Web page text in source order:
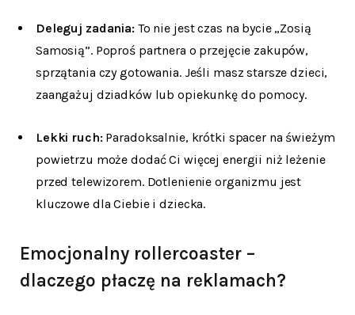
Deleguj zadania: To nie jest czas na bycie „Zosią
Samosią”. Poproś partnera o przejęcie zakupów,
sprzątania czy gotowania. Jeśli masz starsze dzieci,
zaangażuj dziadków lub opiekunkę do pomocy.
Lekki ruch: Paradoksalnie, krótki spacer na świeżym
powietrzu może dodać Ci więcej energii niż leżenie
przed telewizorem. Dotlenienie organizmu jest
kluczowe dla Ciebie i dziecka.
Emocjonalny rollercoaster –
dlaczego płaczę na reklamach?